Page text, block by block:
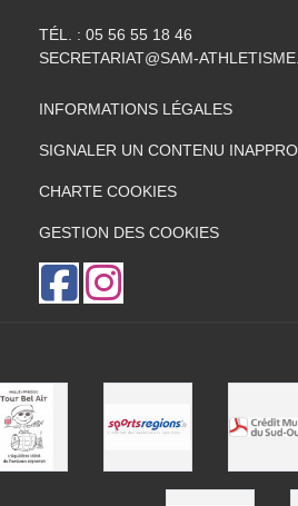
TÉL. : 05 56 55 18 46
SECRETARIAT@SAM-
INFORMATIONS LÉGALES
SIGNALER UN CONTENU
CHARTE COOKIES
GESTION DES COOKIES